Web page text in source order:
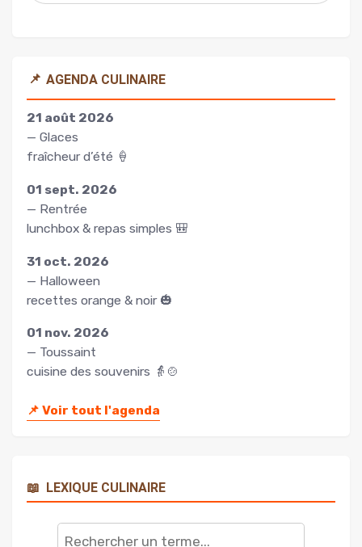
📌 AGENDA CULINAIRE
21 août 2026
— Glaces
fraîcheur d’été 🍦
01 sept. 2026
— Rentrée
lunchbox & repas simples 🎒
31 oct. 2026
— Halloween
recettes orange & noir 🎃
01 nov. 2026
— Toussaint
cuisine des souvenirs 👵🍲
📌 Voir tout l'agenda
📖 LEXIQUE CULINAIRE
Rechercher
terme